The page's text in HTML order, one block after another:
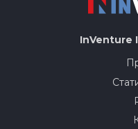
InVenture